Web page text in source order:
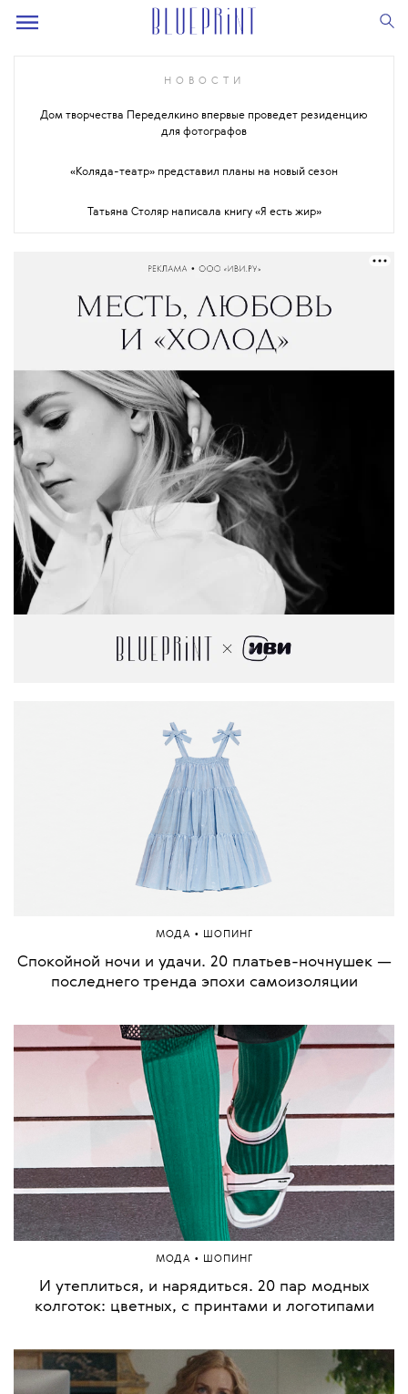
НОВОСТИ
Дом творчества Переделкино впервые проведет резиденцию
для фотографов
«Коляда-театр» представил планы на новый сезон
Татьяна Столяр написала книгу «Я есть жир»
МОДА • ШОПИНГ
Спокойной ночи и удачи. 20 платьев-ночнушек —
последнего тренда эпохи самоизоляции
МОДА • ШОПИНГ
И утеплиться, и нарядиться. 20 пар модных
колготок: цветных, с принтами и логотипами